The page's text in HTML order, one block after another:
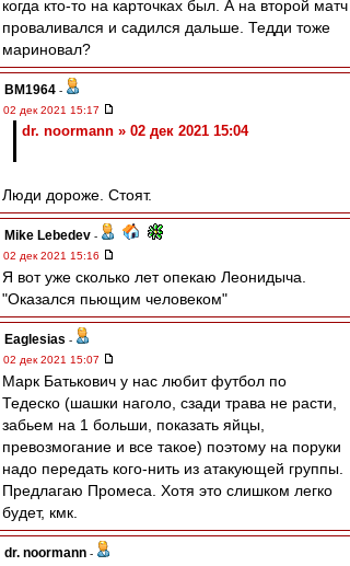
когда кто-то на карточках был. А на второй матч
проваливался и садился дальше. Тедди тоже
мариновал?
BM1964 -
02 дек 2021 15:17
dr. noormann » 02 дек 2021 15:04
Люди дороже. Стоят.
Mike Lebedev -
02 дек 2021 15:16
Я вот уже сколько лет опекаю Леонидыча.
"Оказался пьющим человеком"
Eaglesias -
02 дек 2021 15:07
Марк Батькович у нас любит футбол по
Тедеско (шашки наголо, сзади трава не расти,
забьем на 1 больши, показать яйцы,
превозмогание и все такое) поэтому на поруки
надо передать кого-нить из атакующей группы.
Предлагаю Промеса. Хотя это слишком легко
будет, кмк.
dr. noormann -